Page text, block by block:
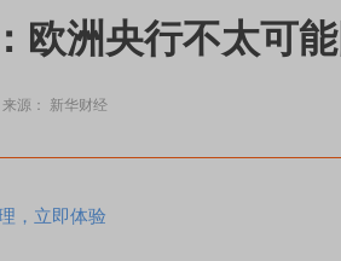
欧洲央行不太可
来源： 新华财经
，立即体验